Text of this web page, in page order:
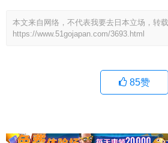
本文来自网络，不代表我要去日本立场，转
https://www.51gojapan.com/3693.html
85赞